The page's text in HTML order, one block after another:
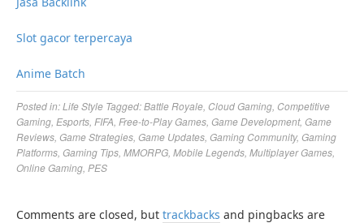
Slot gacor terpercaya
Anime Batch
Posted in:Life Style Tagged:Battle Royale Cloud Gaming Competitive
Gaming Esports FIFA Free-to-Play Games Game Development, Game
Reviews Game Strategies Game Updates Gaming Community, Gaming
Platforms Gaming Tips MMORPG Mobile Legends Multiplayer Games
Online Gaming PES
Comments are closed, but trackbacks and pingbacks are